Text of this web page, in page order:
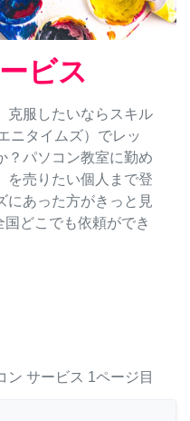
ビス
克服したいならスキル
ニタイムズ）でレッ
？パソコン教室に勤め
を売りたい個人まで登
にあった方がきっと見
どこでも依頼ができ
ン サービス 1ページ目